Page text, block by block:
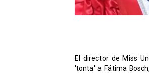
El director de Miss
'tonta' a Fátima